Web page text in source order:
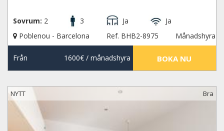
Sovrum: 2 3 Ja
Ja
Poblenou - Barcelona
Ref. BHB2-8975 Månadshyra
Från 1600€/ månadshyra BOKA NU
NYTT Bra